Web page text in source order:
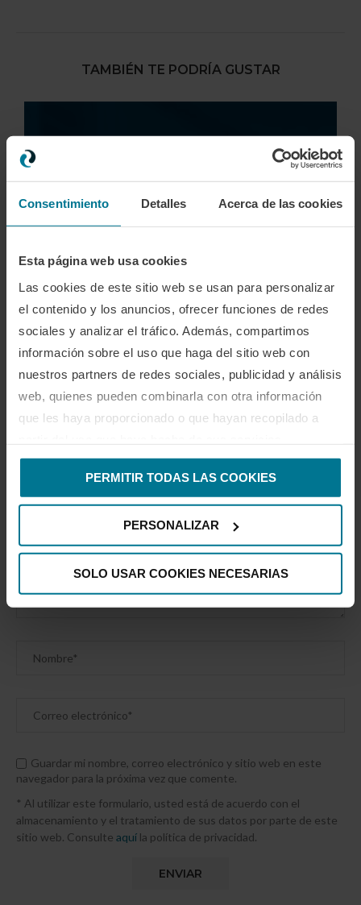
Consentimiento Detalles Acerca de las cookies
Esta página web usa cookies
Las cookies de este sitio web se usan para personalizar
el contenido y los anuncios, ofrecer funciones de redes
sociales y analizar el tráfico. Además, compartimos
información sobre el uso que haga del sitio web con
nuestros partners de redes sociales, publicidad y análisis
web, quienes pueden combinarla con otra información
que les haya proporcionado o que hayan recopilado a
PERMITIR TODAS LAS COOKIES
PERSONALIZAR
SOLO USAR COOKIES NECESARIAS
TAMBIÉN TE PODRÍA GUSTAR
PressPadel: Pádel 360º sin límites, dónde y
cuándo...
15/10/2025
Guardar mi nombre, correo electrónico y sitio web en este
navegador para la próxima vez que comente.
* Al utilizar este formulario, usted está de acuerdo con el
almacenamiento y el tratamiento de sus datos por parte de este
sitio web. Consulte aquí la política de privacidad.